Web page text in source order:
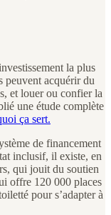
la plus
peuvent acquérir du
et louer ou confier la
une étude complète
ça sert.
de financement
inclusif, il existe, en
qui jouit du soutien
offre 120 000 places
pour s’adapter à